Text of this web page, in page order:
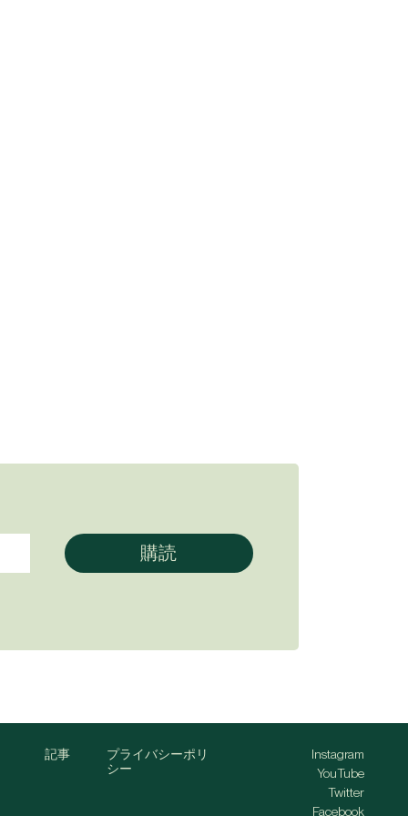
記事
プライバシーポリ
シー
Instagram
YouTube
Twitter
Facebook